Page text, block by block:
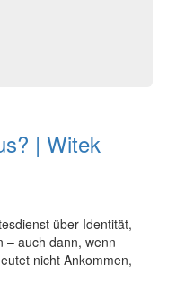
| Witek
über Identität,
– auch dann, wenn
nicht Ankommen,